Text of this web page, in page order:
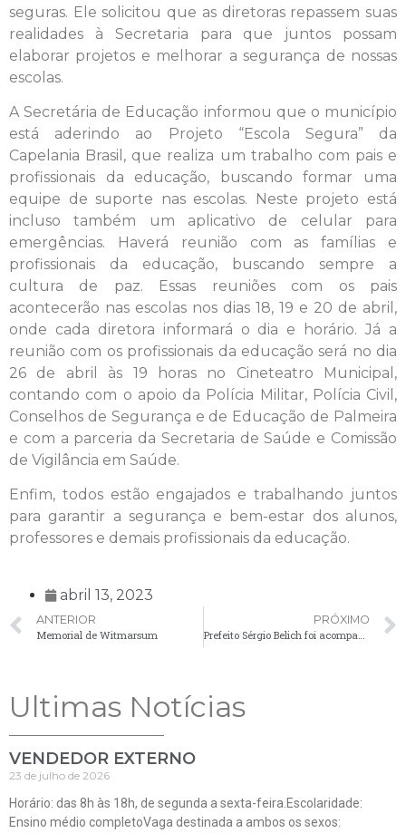
seguras. Ele solicitou que as diretoras repassem suas
realidades à Secretaria para que juntos possam
elaborar projetos e melhorar a segurança de nossas
escolas.
A Secretária de Educação informou que o município
está aderindo ao Projeto “Escola Segura” da
Capelania Brasil, que realiza um trabalho com pais e
profissionais da educação, buscando formar uma
equipe de suporte nas escolas. Neste projeto está
incluso também um aplicativo de celular para
emergências. Haverá reunião com as famílias e
profissionais da educação, buscando sempre a
cultura de paz. Essas reuniões com os pais
acontecerão nas escolas nos dias 18, 19 e 20 de abril,
onde cada diretora informará o dia e horário. Já a
reunião com os profissionais da educação será no dia
26 de abril às 19 horas no Cineteatro Municipal,
contando com o apoio da Polícia Militar, Polícia Civil,
Conselhos de Segurança e de Educação de Palmeira
e com a parceria da Secretaria de Saúde e Comissão
de Vigilância em Saúde.
Enfim, todos estão engajados e trabalhando juntos
para garantir a segurança e bem-estar dos alunos,
professores e demais profissionais da educação.
abril 13, 2023
ANTERIOR
Memorial de Witmarsum
PRÓXIMO
Ultimas Notícias
VENDEDOR EXTERNO
23 de julho de 2026
Horário: das 8h às 18h, de segunda a sexta-feira.Escolaridade:
Ensino médio completoVaga destinada a ambos os sexos: